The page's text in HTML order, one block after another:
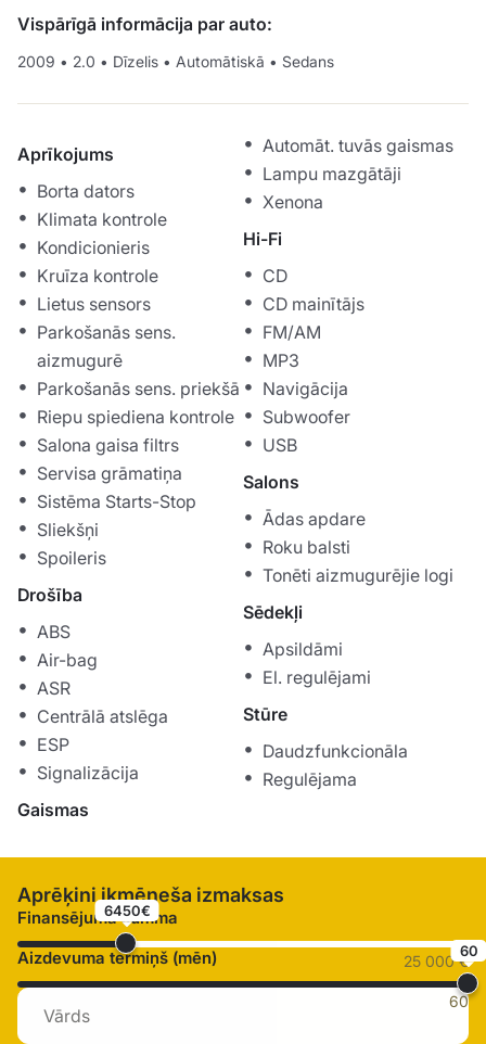
Vispārīgā informācija par auto:
2009 • 2.0 • Dīzelis • Automātiskā • Sedans
Aprīkojums
Borta dators
Klimata kontrole
Kondicionieris
Kruīza kontrole
Lietus sensors
Parkošanās sens.
aizmugurē
Parkošanās sens. priekšā
Riepu spiediena kontrole
Salona gaisa filtrs
Servisa grāmatiņa
Sistēma Starts-Stop
Sliekšņi
Spoileris
Drošība
ABS
Air-bag
ASR
Centrālā atslēga
ESP
Signalizācija
Gaismas
Automāt. tuvās gaismas
Lampu mazgātāji
Xenona
Hi-Fi
CD
CD mainītājs
FM/AM
MP3
Navigācija
Subwoofer
USB
Salons
Ādas apdare
Roku balsti
Tonēti aizmugurējie logi
Sēdekļi
Apsildāmi
El. regulējami
Stūre
Daudzfunkcionāla
Regulējama
Aprēķini ikmēneša izmaksas
Finansējuma summa
6450€
25 000 €
Aizdevuma termiņš (mēn) 60
60